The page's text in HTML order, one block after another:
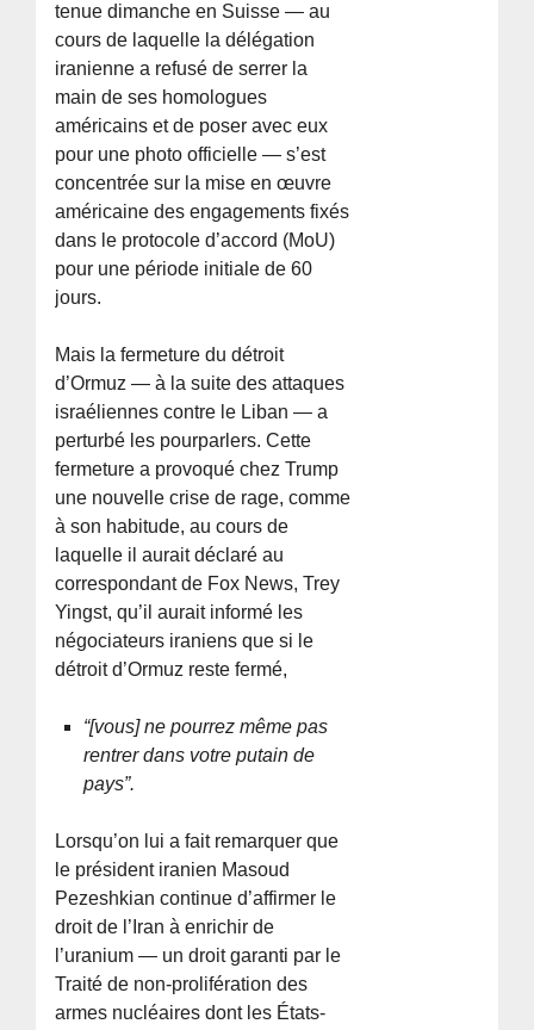
tenue dimanche en Suisse — au
cours de laquelle la délégation
iranienne a refusé de serrer la
main de ses homologues
américains et de poser avec eux
pour une photo officielle — s’est
concentrée sur la mise en œuvre
américaine des engagements fixés
dans le protocole d’accord (MoU)
pour une période initiale de 60
jours.
Mais la fermeture du détroit
d’Ormuz — à la suite des attaques
israéliennes contre le Liban — a
perturbé les pourparlers. Cette
fermeture a provoqué chez Trump
une nouvelle crise de rage, comme
à son habitude, au cours de
laquelle il aurait déclaré au
correspondant de Fox News, Trey
Yingst, qu’il aurait informé les
négociateurs iraniens que si le
détroit d’Ormuz reste fermé,
“[vous] ne pourrez même pas
rentrer dans votre putain de
pays”.
Lorsqu’on lui a fait remarquer que
le président iranien Masoud
Pezeshkian continue d’affirmer le
droit de l’Iran à enrichir de
l’uranium — un droit garanti par le
Traité de non-prolifération des
armes nucléaires dont les États-